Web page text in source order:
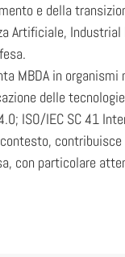
e della
Artificiale,
MBDA in
delle
ISO/IEC SC 41
con particolare